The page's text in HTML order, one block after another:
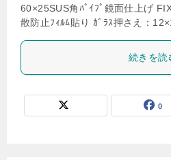
60×25SUS角ﾊﾟｲﾌﾟ鏡面仕上げ
散防止ﾌｨﾙﾑ貼り ｶﾞﾗｽ押さえ：
続きを読
0